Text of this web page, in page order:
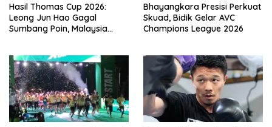
Hasil Thomas Cup 2026:
Leong Jun Hao Gagal
Sumbang Poin, Malaysia
Bhayangkara Presisi Perkuat
Skuad, Bidik Gelar AVC
Champions League 2026